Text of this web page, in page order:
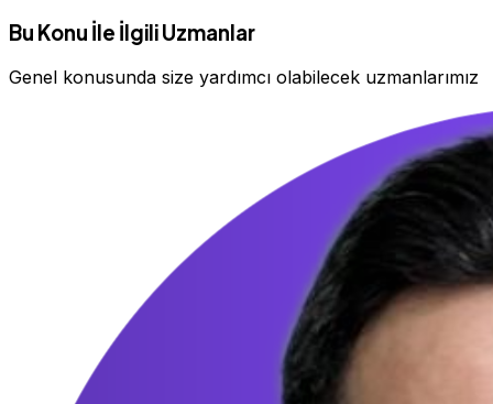
Bu Konu İle İlgili Uzmanlar
Genel konusunda size yardımcı olabilecek uzmanlarımız